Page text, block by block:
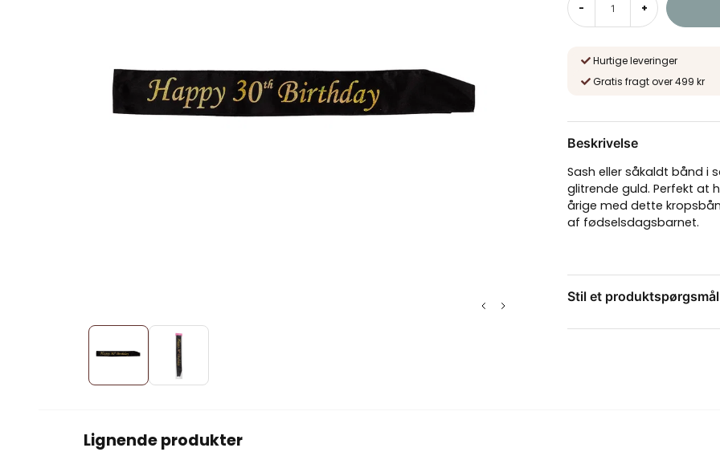
- +
Hurtige leveringer
Gratis fragt over 499 kr
Beskrivelse
Sash eller såkaldt bånd i
glitrende guld. Perfekt at
årige med dette
af fødselsdagsbarnet.
Stil et produktspørgsmål
Lignende produkter